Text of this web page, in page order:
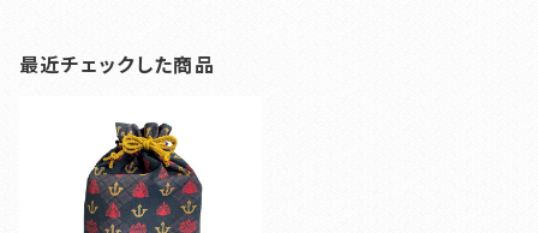
最近チェックした商品